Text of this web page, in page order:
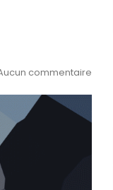
commentaire